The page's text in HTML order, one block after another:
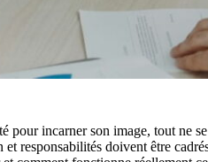
pour incarner son image, tout ne
responsabilités doivent être